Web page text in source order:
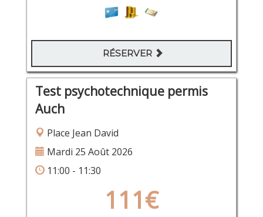
RÉSERVER
Test psychotechnique permis
Auch
Place Jean David
Mardi 25 Août 2026
11:00 - 11:30
111€